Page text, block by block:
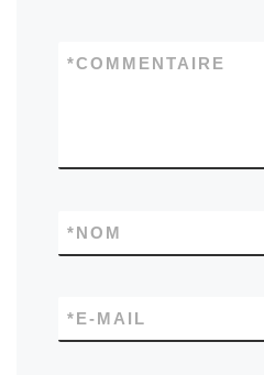
COMMENTAIRE
*
NOM
*
E-MAIL
*